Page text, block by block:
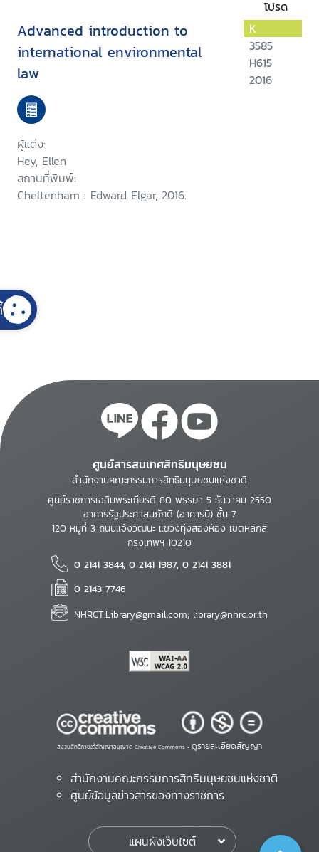
โปรด
Advanced introduction to
international environmental
law
ผู้แต่ง:
Hey, Ellen
สถานที่พิมพ์:
Cheltenham : Edward Elgar, 2016.
K
3585
H615
2016
ศูนย์สารสนเทศสิทธิมนุษยชน
สำนักงานคณะกรรมการสิทธิมนุษยชนแห่งชาติ
ศูนย์ราชการเฉลิมพระเกียรติ 80 พรรษา 5 ธันวาคม 2550
อาคารรัฐประศาสนภักดี (อาคารบี) ชั้น 7
120 หมู่ที่ 3 ถนนแจ้งวัฒนะ แขวงทุ่งสองห้อง เขตหลักสี่
กรุงเทพฯ 10210
0 2141 3844, 0 2141 1987, 0 2141 3881
0 2143 7746
NHRCT.Library@gmail.com; library@nhrc.or.th
สงวนสิทธิ์ภายใต้สัญญาอนุญาต Creative Commons • ดูรายละเอียดสัญญา
สำนักงานคณะกรรมการสิทธิมนุษยชนแห่งชาติ
ศูนย์ข้อมูลข่าวสารของทางราชการ
แผนผังเว็บไซต์